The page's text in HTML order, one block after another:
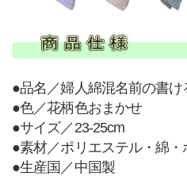
●品名／婦人綿混名前の書
●色／花柄色おまかせ
●サイズ／23-25cm
●素材／ポリエステル・綿・
●生産国／中国製